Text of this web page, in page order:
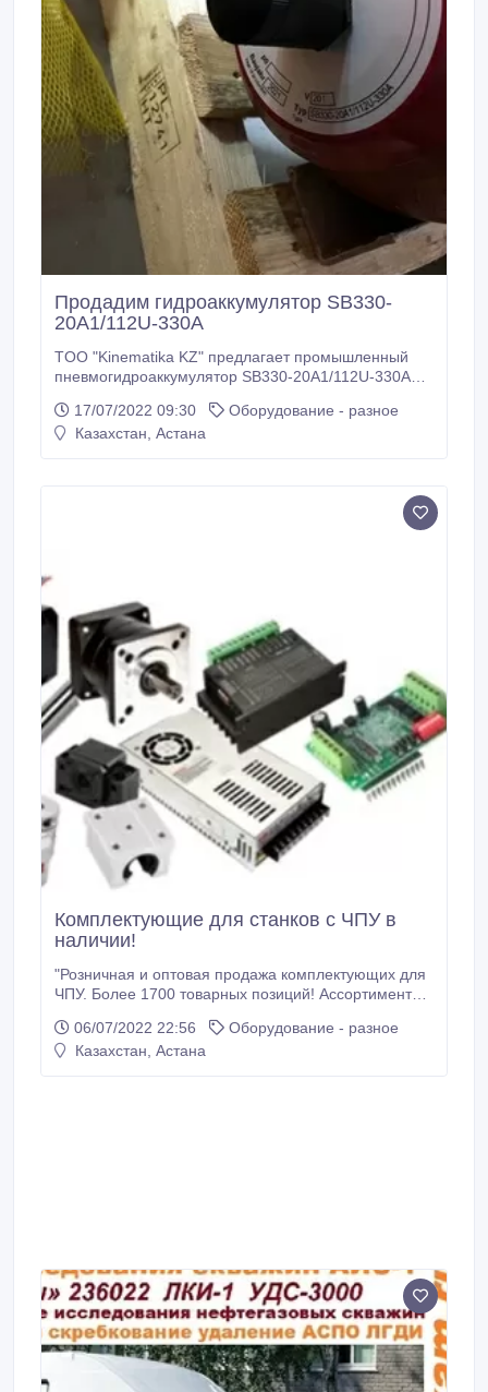
Продадим гидроаккумулятор SB330-
20A1/112U-330A
TOO "Kinematika KZ" предлагает промышленный
пневмогидроаккумулятор SB330-20A1/112U-330A
нему 20L*7/8-14UNF/VG5 NBR20 / P460. Можно по
отдельности. Заряжается по месту. Применяется в
17/07/2022 09:30
Оборудование - разное
Казахстан, Астана
Комплектующие для станков с ЧПУ в
наличии!
"Розничная и оптовая продажа комплектующих для
ЧПУ. Более 1700 товарных позиций! Ассортимент
оборудование конкретно под ваши задачи. В
наличии имеются готовые наборы для сборки
06/07/2022 22:56
Оборудование - разное
Казахстан, Астана